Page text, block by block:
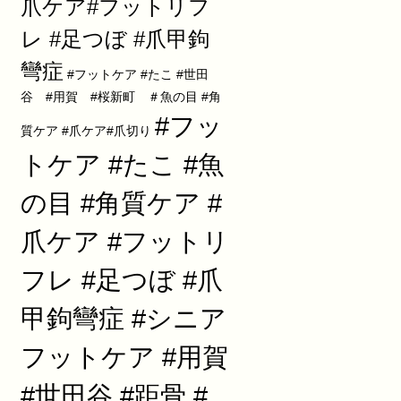
爪ケア#フットリフ
レ #足つぼ #爪甲鉤
彎症 #フットケア #たこ #世田
谷 #用賀 #桜新町 ＃魚の目 #角
質ケア #爪ケア#爪切り #フッ
トケア #たこ #魚
の目 #角質ケア #
爪ケア #フットリ
フレ #足つぼ #爪
甲鉤彎症 #シニア
フットケア #用賀